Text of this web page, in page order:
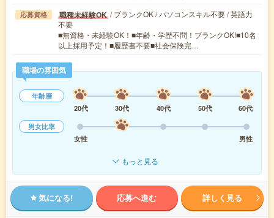
応募資格 職種未経験OK / ブランクOK / パソコンスキル不要 / 英語力
不要
■無資格・未経験OK！■年齢・学歴不問！ブランクOK!■10名
以上採用予定！■履歴書不要■社会保険完…
職場の雰囲気
年齢層
20代
30代 40代 50代
60代
男女比率
女性
男性
もっと見る
気になる! 応募へ進む 詳しく見る